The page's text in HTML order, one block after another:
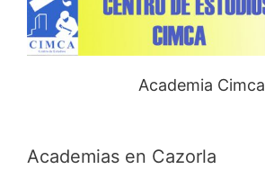
Academia Cimca
Academias en Cazorla